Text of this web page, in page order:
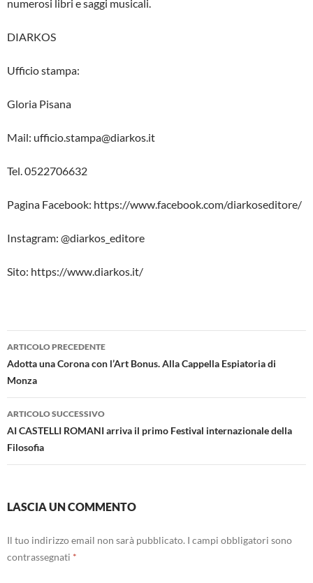
numerosi libri e saggi musicali.
DIARKOS
Ufficio stampa:
Gloria Pisana
Mail: ufficio.stampa@diarkos.it
Tel. 0522706632
Pagina Facebook: https://www.facebook.com/diarkoseditore/
Instagram: @diarkos_editore
Sito: https://www.diarkos.it/
Navigazione
articolo
ARTICOLO PRECEDENTE
Adotta una Corona con l’Art Bonus. Alla Cappella Espiatoria di
Monza
ARTICOLO SUCCESSIVO
AI CASTELLI ROMANI arriva il primo Festival internazionale della
Filosofia
LASCIA UN COMMENTO
Il tuo indirizzo email non sarà pubblicato. I campi obbligatori sono
contrassegnati *